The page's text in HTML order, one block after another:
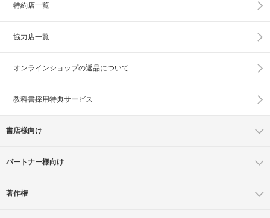
特約店一覧
協力店一覧
オンラインショップの返品について
教科書採用特典サービス
書店様向け
パートナー様向け
著作権